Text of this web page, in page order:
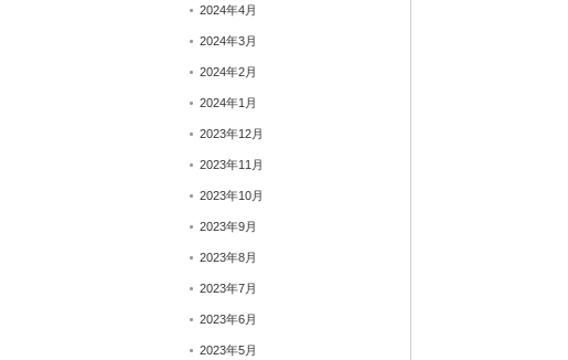
2024年4月
2024年3月
2024年2月
2024年1月
2023年12月
2023年11月
2023年10月
2023年9月
2023年8月
2023年7月
2023年6月
2023年5月